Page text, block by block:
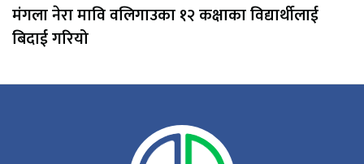
मंगला नेरा मावि वलिगाउका १२ कक्षाका विद्यार्थीलाई
बिदाई गरियो